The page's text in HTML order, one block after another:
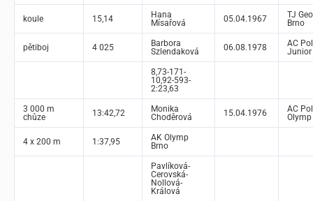
koule 15,14
Hana
Mísařová
05.04.1967
TJ
Brno
pětiboj 4 025
Barbora
Szlendaková
06.08.1978
AC
Junior
8,73-171-
10,92-593-
2:23,63
3 000 m
chůze
13:42,72
Monika
Choděrová
15.04.1976
AC
Olymp
4 x 200 m 1:37,95
AK Olymp
Brno
Pavlíková-
Cerovská-
Nollová-
Králová